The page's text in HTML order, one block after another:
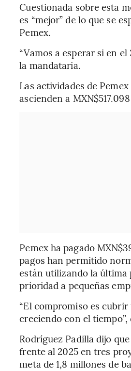
Cuestionada sobre esta
es “mejor” de lo que se
Pemex.
“Vamos a esperar si en
la mandataria.
Las actividades de
ascienden a
Pemex ha pagado
pagos han permitido
están utilizando la última
prioridad a pequeñas
“El compromiso es
creciendo con el tiempo”,
Rodríguez Padilla dijo
frente al 2025 en tres
meta de 1,8 millones de